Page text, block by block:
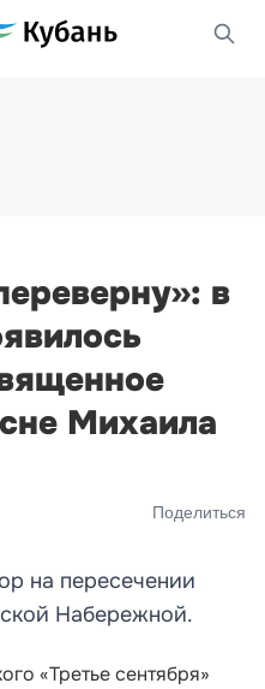
в
Михаила
Поделиться
на пересечении
Набережной.
«Третье сентября»